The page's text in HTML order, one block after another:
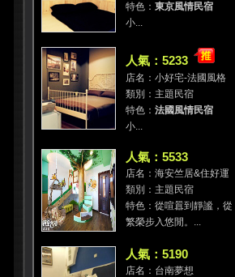
特色： 東京風情民宿
小...
人氣：5233
店名：小好宅-法國風格
類別：主題民宿
特色： 法國風情民宿
小...
人氣：5533
店名：海安竺居&住好運
類別：主題民宿
特色：從喧囂到靜謐，從
繁榮步入悠閒。...
人氣：5190
店名：台南夢想